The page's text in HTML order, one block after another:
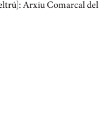
Arxiu Comarcal del